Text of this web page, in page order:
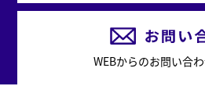
WEBからのお問い合